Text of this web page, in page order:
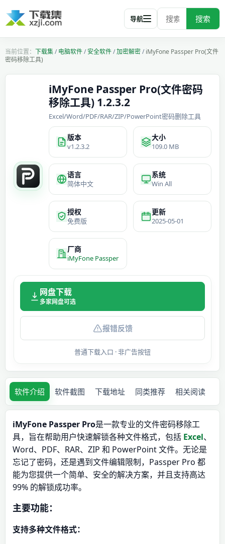
搜索
导航
下载集/电脑软件/安全软件/加密解密/iMyFone Passper Pro(文件
密码移除工具)
iMyFone Passper Pro(文件密码
移除工具) 1.2.3.2
Excel/Word/PDF/RAR/ZIP/PowerPoint密码删除工具
版本
v1.2.3.2
大小
109.0 MB
语言
简体中文
系统
Win All
授权
免费版
更新
2025-05-01
厂商
iMyFone Passper
网盘下载
多家网盘可选
报错反馈
普通下载入口 · 非广告按钮
软件介绍 软件截图 下载地址 同类推荐 相关阅读
iMyFone Passper Pro是一款专业的文件密码移除工
具，旨在帮助用户快速解锁各种文件格式，包括 Excel、
Word、PDF、RAR、ZIP 和 PowerPoint 文件。无论是
忘记了密码，还是遇到文件编辑限制，Passper Pro 都
能为您提供一个简单、安全的解决方案，并且支持高达
99% 的解锁成功率。
主要功能：
支持多种文件格式：